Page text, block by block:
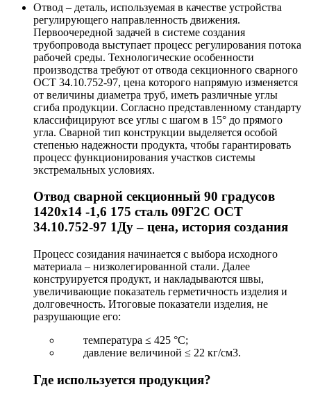
Отвод – деталь, используемая в качестве устройства
регулирующего направленность движения.
Первоочередной задачей в системе создания
трубопровода выступает процесс регулирования потока
рабочей среды. Технологические особенности
производства требуют от отвода секционного сварного
ОСТ 34.10.752-97, цена которого напрямую изменяется
от величины диаметра труб, иметь различные углы
сгиба продукции. Согласно представленному стандарту
классифицируют все углы с шагом в 15° до прямого
угла. Сварной тип конструкции выделяется особой
степенью надежности продукта, чтобы гарантировать
процесс функционирования участков системы
экстремальных условиях.
Отвод сварной секционный 90 градусов
1420х14 -1,6 175 сталь 09Г2С ОСТ
34.10.752-97 1Ду – цена, история создания
Процесс созидания начинается с выбора исходного
материала – низколегированной стали. Далее
конструируется продукт, и накладываются швы,
увеличивающие показатель герметичность изделия и
долговечность. Итоговые показатели изделия, не
разрушающие его:
температура ≤ 425 °С;
давление величиной ≤ 22 кг/см3.
Где используется продукция?